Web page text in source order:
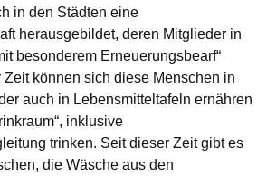
in den Städten eine
herausgebildet, deren Mitglieder in
besonderem Erneuerungsbearf“
Zeit können sich diese Menschen in
auch in Lebensmitteltafeln ernähren
inklusive
trinken. Seit dieser Zeit gibt es
die Wäsche aus den